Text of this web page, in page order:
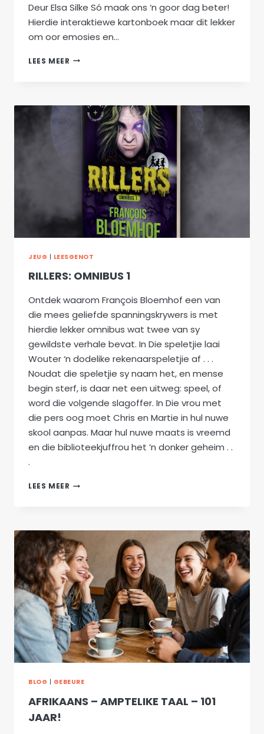
Deur Elsa Silke Só maak ons ‘n goor dag beter!
Hierdie interaktiewe kartonboek maar dit lekker
om oor emosies en…
LEES MEER ROCCO
JEUG | LEESGENOT
RILLERS: OMNIBUS 1
Ontdek waarom François Bloemhof een van
die mees geliefde spanningskrywers is met
hierdie lekker omnibus wat twee van sy
gewildste verhale bevat. In Die speletjie laai
Wouter ‘n dodelike rekenaarspeletjie af . . .
Noudat die speletjie sy naam het, en mense
begin sterf, is daar net een uitweg: speel, of
word die volgende slagoffer. In Die vrou met
die pers oog moet Chris en Martie in hul nuwe
skool aanpas. Maar hul nuwe maats is vreemd
en die biblioteekjuffrou het ’n donker geheim . .
.
LEES MEER RILLERS:
BLOG | GEBEURE
AFRIKAANS – AMPTELIKE TAAL – 101
JAAR!